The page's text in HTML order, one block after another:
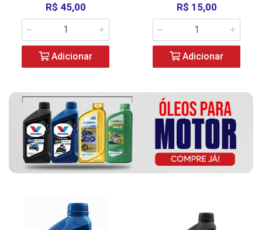
R$ 45,00
Adicionar
R$ 15,00
Adicionar